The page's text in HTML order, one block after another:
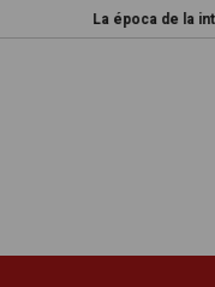
La época de la intranquilidad